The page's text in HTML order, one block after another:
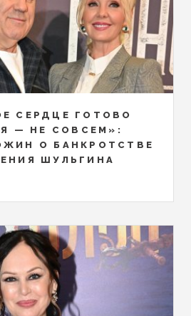
СЕРДЦЕ ГОТОВО
— НЕ СОВСЕМ»:
О БАНКРОТСТВЕ
ШУЛЬГИНА